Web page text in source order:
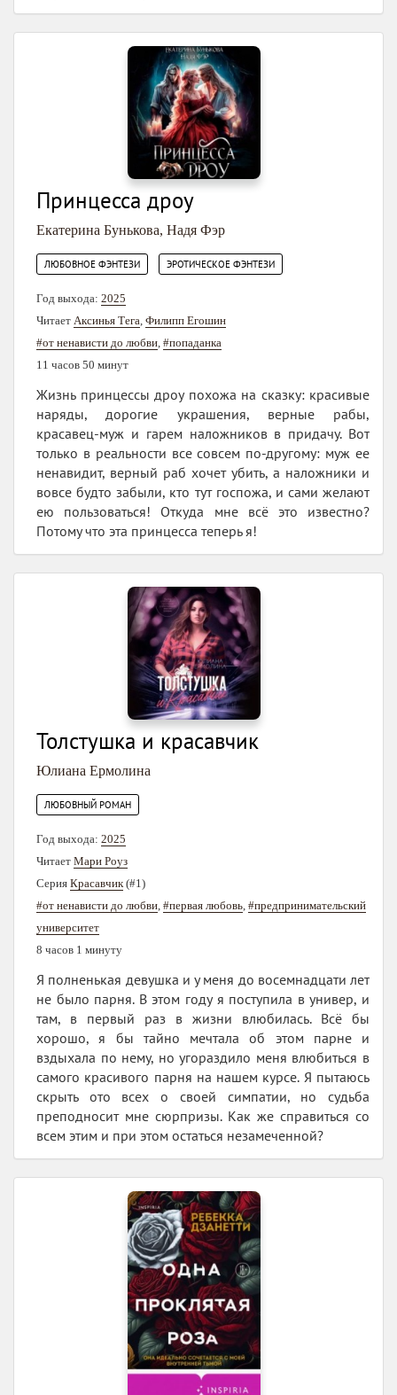
Принцесса дроу
Екатерина Бунькова, Надя Фэр
ЛЮБОВНОЕ ФЭНТЕЗИ ЭРОТИЧЕСКОЕ ФЭНТЕЗИ
Год выхода: 2025
Читает Аксинья Тега Филипп Егошин
#от ненависти до любви #попаданка
11 часов 50 минут
Жизнь принцессы дроу похожа на сказку: красивые
наряды, дорогие украшения, верные рабы,
красавец-муж и гарем наложников в придачу. Вот
только в реальности все совсем по-другому: муж ее
ненавидит, верный раб хочет убить, а наложники и
вовсе будто забыли, кто тут госпожа, и сами желают
ею пользоваться! Откуда мне всё это известно?
Потому что эта принцесса теперь я!
Толстушка и красавчик
Юлиана Ермолина
ЛЮБОВНЫЙ РОМАН
Год выхода: 2025
Читает Мари Роуз
Серия Красавчик (#1)
#от ненависти до любви #первая любовь #предпринимательский
университет
8 часов 1 минуту
Я полненькая девушка и у меня до восемнадцати лет
не было парня. В этом году я поступила в универ, и
там, в первый раз в жизни влюбилась. Всё бы
хорошо, я бы тайно мечтала об этом парне и
вздыхала по нему, но угораздило меня влюбиться в
самого красивого парня на нашем курсе. Я пытаюсь
скрыть ото всех о своей симпатии, но судьба
преподносит мне сюрпризы. Как же справиться со
всем этим и при этом остаться незамеченной?